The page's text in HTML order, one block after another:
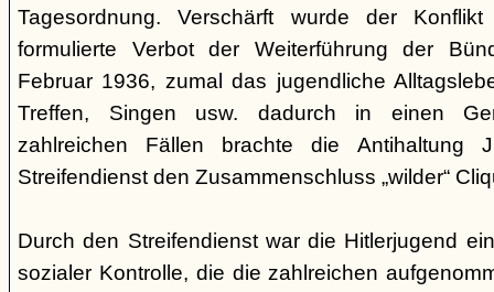
Tagesordnung. Verschärft wurde der
formulierte Verbot der Weiterführung der
Februar 1936, zumal das jugendliche
Treffen, Singen usw. dadurch in einen
zahlreichen Fällen brachte die Antihaltung
Streifendienst den Zusammenschluss „wilder“
Durch den Streifendienst war die Hitlerjugend
sozialer Kontrolle, die die zahlreichen